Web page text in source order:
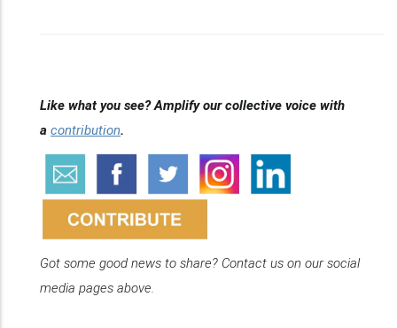
Like what you see? Amplify our collective voice with
a contribution.
Got some good news to share? Contact us on our social
media pages above.